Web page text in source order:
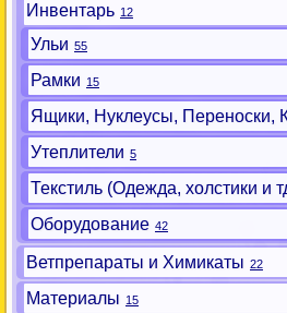
Инвентарь 12
Ульи 55
Рамки 15
Ящики, Нуклеусы, Переноски,
Утеплители 5
Текстиль (Одежда, холстики и
Оборудование 42
Ветпрепараты и Химикаты 22
Материалы 15